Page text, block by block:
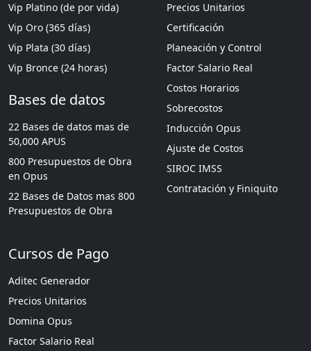
Vip Platino (de por vida)
Vip Oro (365 días)
Vip Plata (30 días)
Vip Bronce (24 horas)
Bases de datos
22 Bases de datos mas de
50,000 APUS
800 Presupuestos de Obra
en Opus
22 Bases de Datos mas 800
Presupuestos de Obra
Precios Unitarios
Certificación
Planeación y Control
Factor Salario Real
Costos Horarios
Sobrecostos
Inducción Opus
Ajuste de Costos
SIROC IMSS
Contratación y Finiquito
Cursos de Pago
Aditec Generador
Precios Unitarios
Domina Opus
Factor Salario Real